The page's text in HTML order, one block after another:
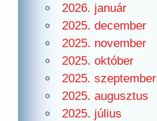
2026. január
2025. december
2025. november
2025. október
2025. szeptember
2025. augusztus
2025. július